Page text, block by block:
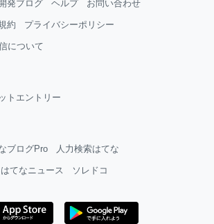
発ブログ ヘルプ お問い合わせ
約 プライバシーポリシー
について
トエントリー
ブログPro 人力検索はてな
はてなニュース ソレドコ